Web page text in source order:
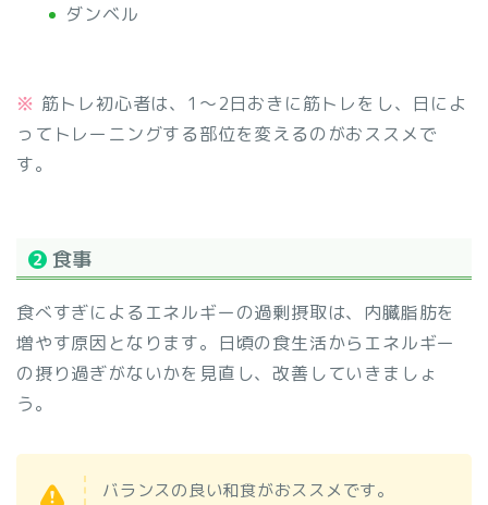
ダンベル
※ 筋トレ初心者は、1～2日おきに筋トレをし、日によ
ってトレーニングする部位を変えるのがおススメで
す。
❷食事
食べすぎによるエネルギーの過剰摂取は、内臓脂肪を
増やす原因となります。日頃の食生活からエネルギー
の摂り過ぎがないかを見直し、改善していきましょ
う。
バランスの良い和食がおススメです。